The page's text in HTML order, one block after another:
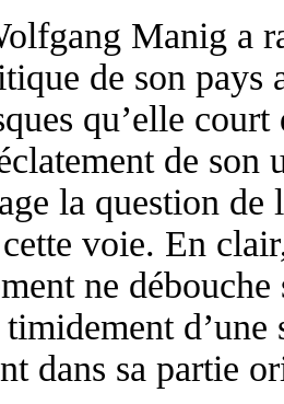
Manig a
de son pays
qu’elle
de
la question
cette voie. En
ne
dans sa partie